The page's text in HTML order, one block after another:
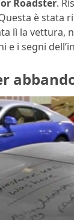
Roadster.
è stata
lì la vettura,
e i segni